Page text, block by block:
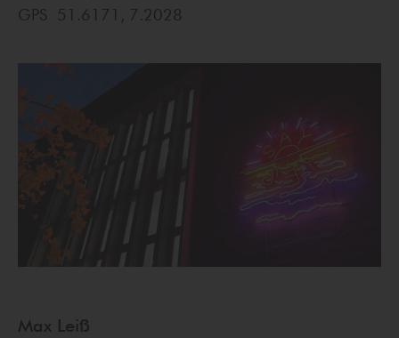
GPS 51.6171, 7.2028
Max Leiß